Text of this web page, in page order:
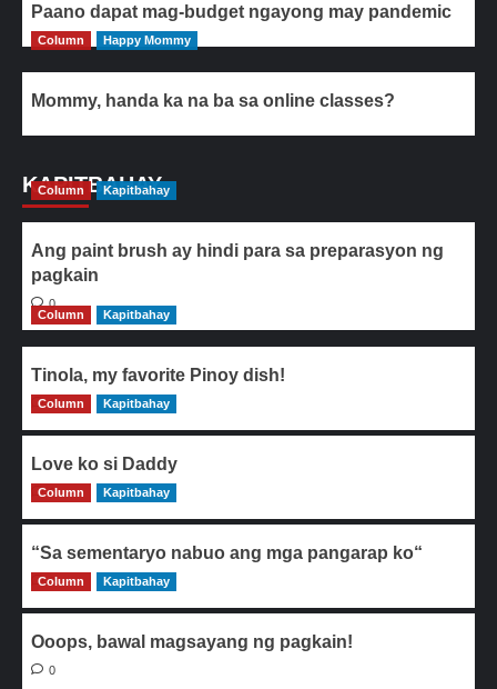
Paano dapat mag-budget ngayong may pandemic
Column Happy Mommy
Mommy, handa ka na ba sa online classes?
KAPITBAHAY
Column Kapitbahay
Ang paint brush ay hindi para sa preparasyon ng
pagkain
0
Column
Kapitbahay
Tinola, my favorite Pinoy dish!
0
Column Kapitbahay
Love ko si Daddy
0
Column Kapitbahay
“Sa sementaryo nabuo ang mga pangarap ko“
0
Column Kapitbahay
Ooops, bawal magsayang ng pagkain!
0